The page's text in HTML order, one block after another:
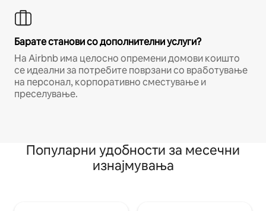
Барате станови со дополнителни услуги?
На Airbnb има целосно опремени домови коишто
се идеални за потребите поврзани со вработување
на персонал, корпоративно сместување и
преселување.
Популарни удобности за месечни
изнајмувања